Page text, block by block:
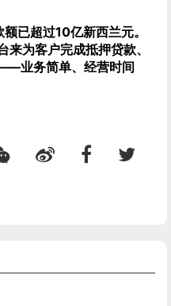
已超过10亿新西兰元。
为客户完成抵押贷款、
业务简单、经营时间